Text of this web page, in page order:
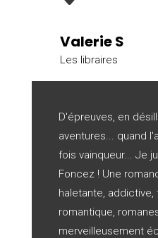
Valerie S
Les libraires
D'épreuves, en
aventures... quand
fois vainqueur... Je
Foncez ! Une
haletante, addictive,
romantique,
merveilleusement